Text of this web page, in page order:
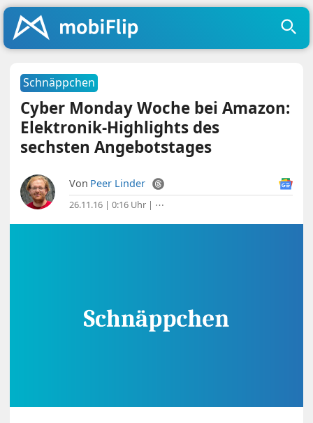
Schnäppchen
Cyber Monday Woche bei Amazon:
Elektronik-Highlights des
sechsten Angebotstages
Von Peer Linder
26.11.16 | 0:16 Uhr | ⋯